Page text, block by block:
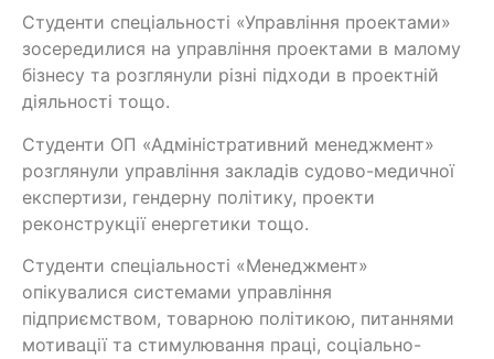
Студенти спеціальності «Управління проектами»
зосередилися на управління проектами в малому
бізнесу та розглянули різні підходи в проектній
діяльності тощо.
Студенти ОП «Адміністративний менеджмент»
розглянули управління закладів судово-медичної
експертизи, гендерну політику, проекти
реконструкції енергетики тощо.
Студенти спеціальності «Менеджмент»
опікувалися системами управління
підприємством, товарною політикою, питаннями
мотивації та стимулювання праці, соціально-